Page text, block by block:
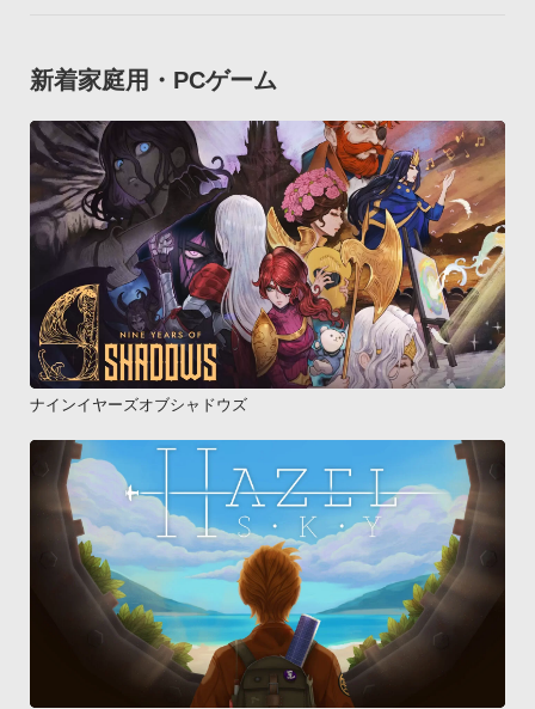
新着家庭用・PCゲーム
ナインイヤーズオブシャドウズ